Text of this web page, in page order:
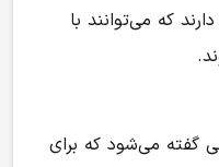
که می‌توانند با
گفته می‌شود که برای